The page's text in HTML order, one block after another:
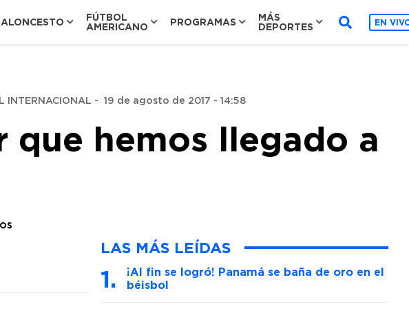
FÚTBOL
AMERICANO
PROGRAMAS
MÁS
DEPORTES
EN
INTERNACIONAL - 19 de agosto de 2017 - 14:58
que hemos llegado a
LAS MÁS LEÍDAS
¡Al fin se logró! Panamá se baña de oro en el
béisbol